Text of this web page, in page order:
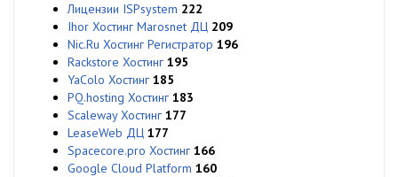
Лицензии ISPsystem 222
Ihor Хостинг Marosnet ДЦ 209
Nic.Ru Хостинг Регистратор 196
Rackstore Хостинг 195
YaColo Хостинг 185
PQ.hosting Хостинг 183
Scaleway Хостинг 177
LeaseWeb ДЦ 177
Spacecore.pro Хостинг 166
Google Cloud Platform 160